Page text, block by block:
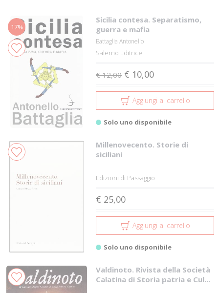
17%
Sicilia contesa. Separatismo,
guerra e mafia
Battaglia Antonello
Salerno Editrice
€ 12,00 € 10,00
Aggiungi al carrello
Solo uno disponibile
Millenovecento. Storie di
siciliani
Edizioni di Passaggio
€ 25,00
Aggiungi al carrello
Solo uno disponibile
Valdinoto. Rivista della Società
Calatina di Storia patria e Cul...